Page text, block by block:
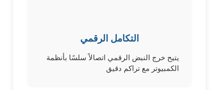
التكامل الرقمي
يتيح خرج النبض الرقمي اتصالاً سلسًا بأنظمة
الكمبيوتر مع تراكم دقيق